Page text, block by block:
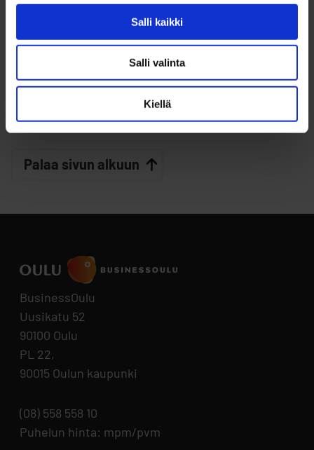
Salli kaikki
Salli valinta
Kiellä
YHTEYSTIEDOT
Palaa sivun alkuun
BusinessOulu
Uusikatu 52
90100 Oulu
PL 22,
90015 Oulun kaupunki
(08) 558 558 10
Puhelun hinta: mpm/pvm